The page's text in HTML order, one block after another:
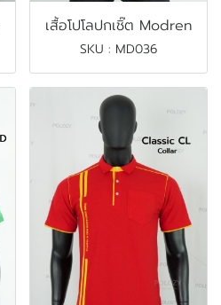
เสื้อโปโลปกเชิ๊ต Modren
SKU : MD036